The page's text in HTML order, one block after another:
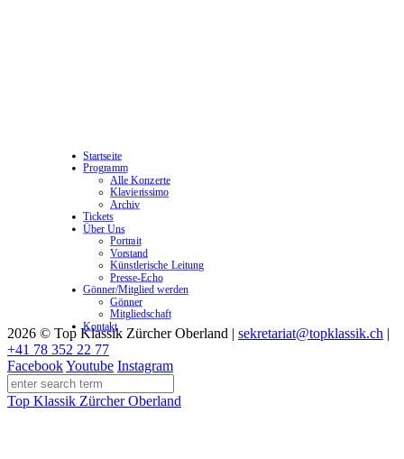
2026 © Top Klassik Zürcher Oberland | sekretariat@topklassik.ch |
+41 78 352 22 77
FacebookYoutube Instagram
Top Klassik Zürcher Oberland
Startseite
Programm
Alle Konzerte
Klavierissimo
Archiv
Tickets
Über Uns
Portrait
Vorstand
Künstlerische Leitung
Presse-Echo
Gönner/Mitglied werden
Gönner
Mitgliedschaft
Kontakt